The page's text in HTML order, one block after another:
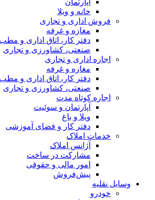
آپارتمان
خانه و ویلا
فروش اداری و تجاری
مغازه و غرفه
دفتر کار، اتاق اداری و مطب
صنعتی،‌ کشاورزی و تجاری
اجاره اداری و تجاری
مغازه و غرفه
دفتر کار، اتاق اداری و مطب
صنعتی،‌ کشاورزی و تجاری
اجاره کوتاه مدت
آپارتمان و سوئیت
ویلا و باغ
دفتر کار و فضای آموزشی
خدمات املاک
آژانس املاک
مشارکت در ساخت
امور مالی و حقوقی
پیش‌فروش
وسایل نقلیه
خودرو